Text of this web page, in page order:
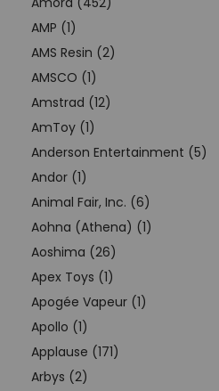
AMP (1)
AMS Resin (2)
AMSCO (1)
Amstrad (12)
AmToy (1)
Anderson Entertainment (5)
Andor (1)
Animal Fair, Inc. (6)
Aohna (Athena) (1)
Aoshima (26)
Apex Toys (1)
Apogée Vapeur (1)
Apollo (1)
Applause (171)
Arbys (2)